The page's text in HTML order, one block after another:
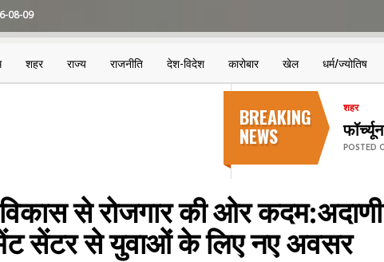
08-09
शहर राज्य राजनीति देश-विदेश कारोबार खेल धर्म/ज्योतिष
BREAKING
NEWS
शहर
POSTED
से रोजगार की ओर
सेंटर से युवाओं के लिए नए अवसर